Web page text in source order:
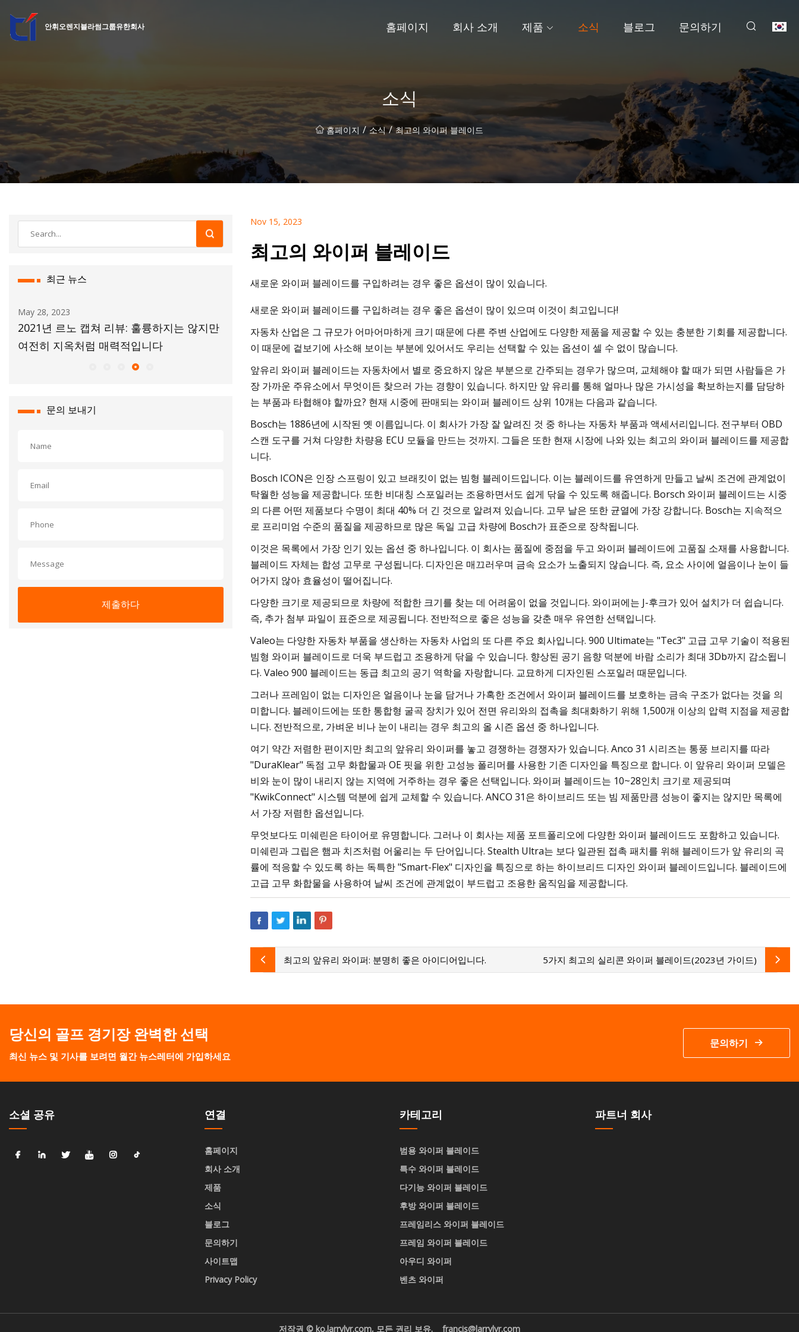
안휘오렌지블라썸그룹유한회사 홈페이지 회사 소개 제품 소식 블로그 문의하기
소식
홈페이지 / 소식 / 최고의 와이퍼 블레이드
최근 뉴스
캡쳐 리뷰: 훌륭하지는 않지만
럼 매력적입니다
말레이시아의 2023 푸조 2008 SE
Jul 01, 2023
높은 신뢰성 등급을 받은 최고의 토요타 모
델 10개
문의 보내기
제출하다
Nov 15, 2023
최고의 와이퍼 블레이드
새로운 와이퍼 블레이드를 구입하려는 경우 좋은 옵션이 많이 있습니다.
새로운 와이퍼 블레이드를 구입하려는 경우 좋은 옵션이 많이 있으며 이것이 최고입니다!
자동차 산업은 그 규모가 어마어마하게 크기 때문에 다른 주변 산업에도 다양한 제품을 제공할 수 있는 충분한 기회를 제공합니다.
이 때문에 겉보기에 사소해 보이는 부분에 있어서도 우리는 선택할 수 있는 옵션이 셀 수 없이 많습니다.
앞유리 와이퍼 블레이드는 자동차에서 별로 중요하지 않은 부분으로 간주되는 경우가 많으며, 교체해야 할 때가 되면 사람들은 가
장 가까운 주유소에서 무엇이든 찾으러 가는 경향이 있습니다. 하지만 앞 유리를 통해 얼마나 많은 가시성을 확보하는지를 담당하
는 부품과 타협해야 할까요? 현재 시중에 판매되는 와이퍼 블레이드 상위 10개는 다음과 같습니다.
Bosch는 1886년에 시작된 옛 이름입니다. 이 회사가 가장 잘 알려진 것 중 하나는 자동차 부품과 액세서리입니다. 전구부터 OBD
스캔 도구를 거쳐 다양한 차량용 ECU 모듈을 만드는 것까지. 그들은 또한 현재 시장에 나와 있는 최고의 와이퍼 블레이드를 제공합
니다.
Bosch ICON은 인장 스프링이 있고 브래킷이 없는 빔형 블레이드입니다. 이는 블레이드를 유연하게 만들고 날씨 조건에 관계없이
탁월한 성능을 제공합니다. 또한 비대칭 스포일러는 조용하면서도 쉽게 닦을 수 있도록 해줍니다. Borsch 와이퍼 블레이드는 시중
의 다른 어떤 제품보다 수명이 최대 40% 더 긴 것으로 알려져 있습니다. 고무 날은 또한 균열에 가장 강합니다. Bosch는 지속적으
로 프리미엄 수준의 품질을 제공하므로 많은 독일 고급 차량에 Bosch가 표준으로 장착됩니다.
이것은 목록에서 가장 인기 있는 옵션 중 하나입니다. 이 회사는 품질에 중점을 두고 와이퍼 블레이드에 고품질 소재를 사용합니다.
블레이드 자체는 합성 고무로 구성됩니다. 디자인은 매끄러우며 금속 요소가 노출되지 않습니다. 즉, 요소 ​​사이에 얼음이나 눈이 들
어가지 않아 효율성이 떨어집니다.
다양한 크기로 제공되므로 차량에 적합한 크기를 찾는 데 어려움이 없을 것입니다. 와이퍼에는 J-후크가 있어 설치가 더 쉽습니다.
즉, 추가 첨부 파일이 표준으로 제공됩니다. 전반적으로 좋은 성능을 갖춘 매우 유연한 선택입니다.
Valeo는 다양한 자동차 부품을 생산하는 자동차 사업의 또 다른 주요 회사입니다. 900 Ultimate는 "Теc3" 고급 고무 기술이 적용된
빔형 와이퍼 블레이드로 더욱 부드럽고 조용하게 닦을 수 있습니다. 향상된 공기 음향 덕분에 바람 소리가 최대 3Db까지 감소됩니
다. Valeo 900 블레이드는 동급 최고의 공기 역학을 자랑합니다. 교묘하게 디자인된 스포일러 때문입니다.
그러나 프레임이 없는 디자인은 얼음이나 눈을 담거나 가혹한 조건에서 와이퍼 블레이드를 보호하는 금속 구조가 없다는 것을 의
미합니다. 블레이드에는 또한 통합형 굴곡 장치가 있어 전면 유리와의 접촉을 최대화하기 위해 1,500개 이상의 압력 지점을 제공합
니다. 전반적으로, 가벼운 비나 눈이 내리는 경우 최고의 올 시즌 옵션 중 하나입니다.
여기 약간 저렴한 편이지만 최고의 앞유리 와이퍼를 놓고 경쟁하는 경쟁자가 있습니다. Anco 31 시리즈는 통풍 브리지를 따라
"DuraKlear" 독점 고무 화합물과 OE 핏을 위한 고성능 폴리머를 사용한 기존 디자인을 특징으로 합니다. 이 앞유리 와이퍼 모델은
비와 눈이 많이 내리지 않는 지역에 거주하는 경우 좋은 선택입니다. 와이퍼 블레이드는 10~28인치 크기로 제공되며
"KwikConnect" 시스템 덕분에 쉽게 교체할 수 있습니다. ANCO 31은 하이브리드 또는 빔 제품만큼 성능이 좋지는 않지만 목록에
서 가장 저렴한 옵션입니다.
무엇보다도 미쉐린은 타이어로 유명합니다. 그러나 이 회사는 제품 포트폴리오에 다양한 와이퍼 블레이드도 포함하고 있습니다.
미쉐린과 그립은 햄과 치즈처럼 어울리는 두 단어입니다. Stealth Ultra는 보다 일관된 접촉 패치를 위해 블레이드가 앞 유리의 곡
률에 적응할 수 있도록 하는 독특한 "Smart-Flex" 디자인을 특징으로 하는 하이브리드 디자인 와이퍼 블레이드입니다. 블레이드에
고급 고무 화합물을 사용하여 날씨 조건에 관계없이 부드럽고 조용한 움직임을 제공합니다.
최고의 앞유리 와이퍼: 분명히 좋은 아이디어입니다. 5가지 최고의 실리콘 와이퍼 블레이드(2023년 가이드)
당신의 골프 경기장 완벽한 선택
최신 뉴스 및 기사를 보려면 월간 뉴스레터에 가입하세요
문의하기
소셜 공유 연결
홈페이지
회사 소개
제품
소식
블로그
문의하기
사이트맵
Privacy Policy
카테고리
범용 와이퍼 블레이드
특수 와이퍼 블레이드
다기능 와이퍼 블레이드
후방 와이퍼 블레이드
프레임리스 와이퍼 블레이드
프레임 와이퍼 블레이드
아우디 와이퍼
벤츠 와이퍼
파트너 회사
저작권 © ko.larrylyr.com, 모든 권리 보유. francis@larrylyr.com